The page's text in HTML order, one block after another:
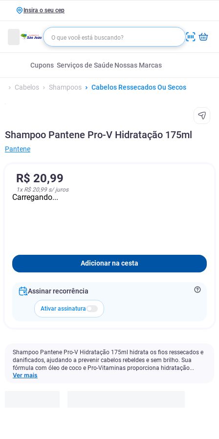
Insira o seu cep
Cupons Serviços de Saúde Nossas Marcas
Cabelos Shampoos Cabelos Ressecados Ou Secos
Shampoo Pantene Pro-V Hidratação 175ml
Pantene
R$ 20,99
1x R$ 20,99s/ juros
Carregando...
Adicionar na cesta
Assinar recorrência
Ativar assinatura
Shampoo Pantene Pro-V Hidratação 175ml hidrata os fios ressecados e
danificados, ajudando a prevenir cabelos rebeldes e sem brilho. Sua
fórmula com óleo de coco e Pro-Vitaminas proporciona hidratação...
Ver mais